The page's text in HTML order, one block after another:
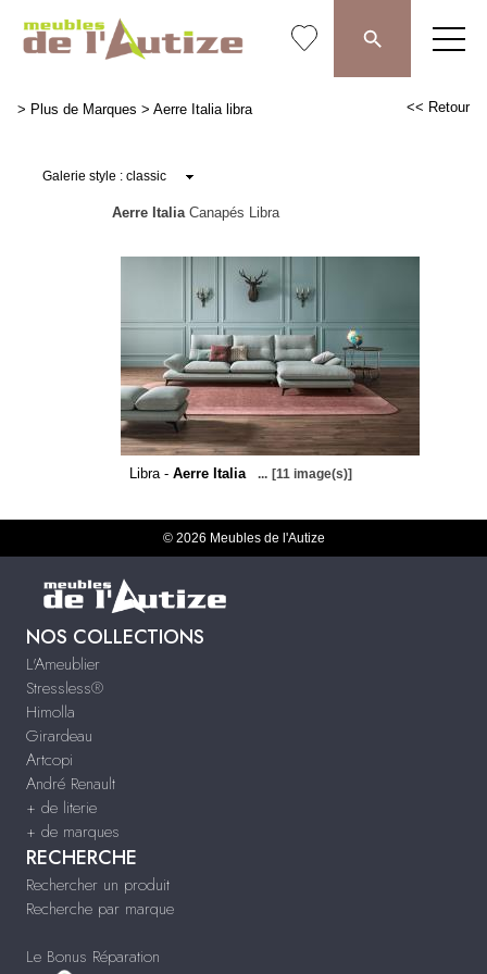
> Plus de Marques > Aerre Italia libra << Retour
Aerre ItaliaCanapés Libra
Libra - Aerre Italia ... [11 image(s)]
© 2026 Meubles de l'Autize
NOS COLLECTIONS
L'Ameublier
Stressless®
Himolla
Girardeau
Artcopi
André Renault
+ de literie
+ de marques
RECHERCHE
Rechercher un produit
Recherche par marque
Le Bonus Réparation